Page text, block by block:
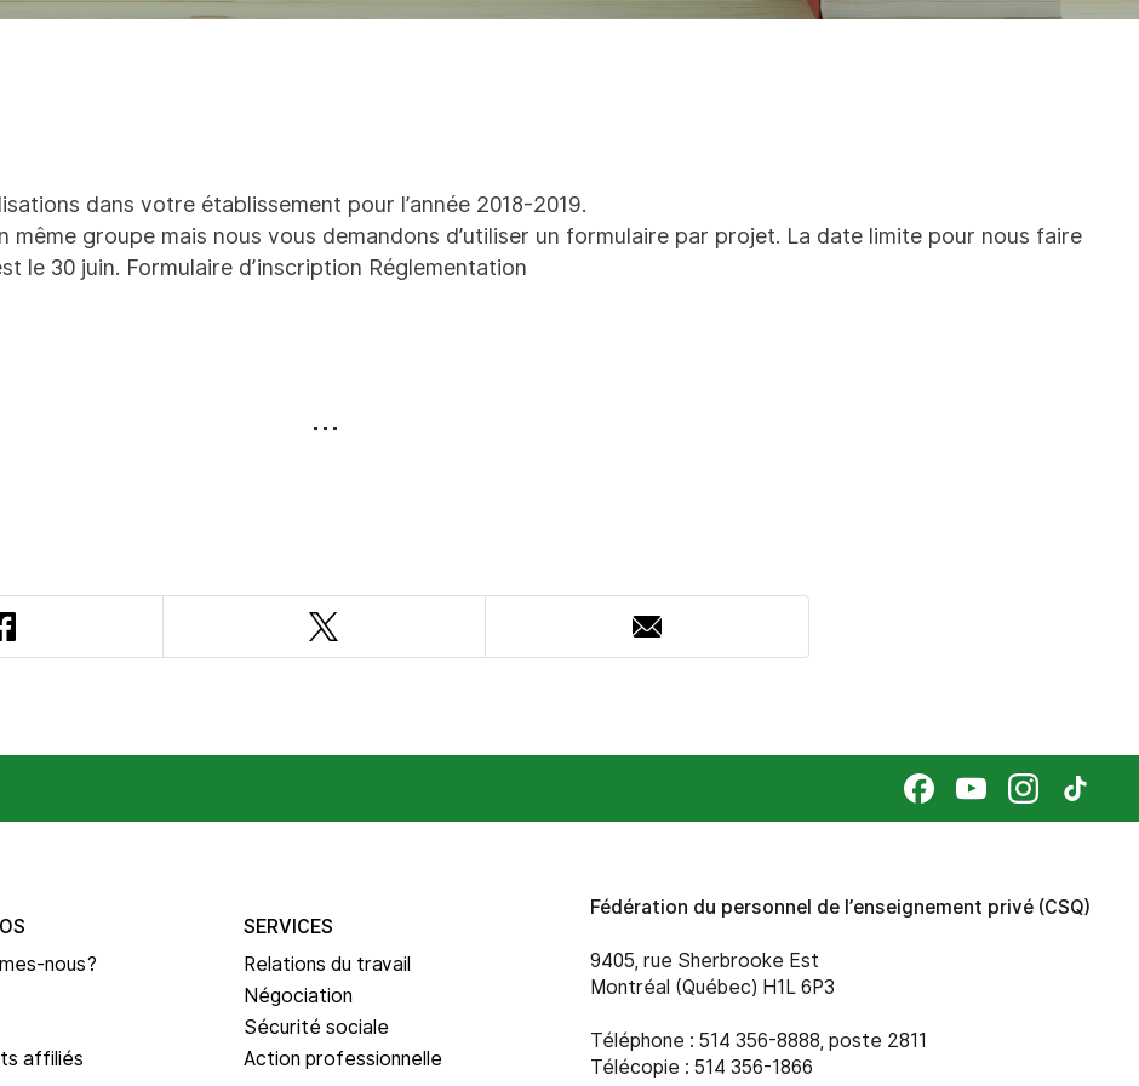
dans votre établissement pour l’année 2018-2019.
groupe mais nous vous demandons d’utiliser un formulaire par projet. La date limite pour nous faire
le 30 juin. Formulaire d’inscription Réglementation
Facebook Twitter
Adresse
courriel
nous?
affiliés
SERVICES
Relations du travail
Négociation
Sécurité sociale
Action professionnelle
Fédération du personnel de l’enseignement privé (CSQ)
9405, rue Sherbrooke Est
Montréal (Québec) H1L 6P3
Téléphone : 514 356-8888, poste 2811
Télécopie : 514 356-1866